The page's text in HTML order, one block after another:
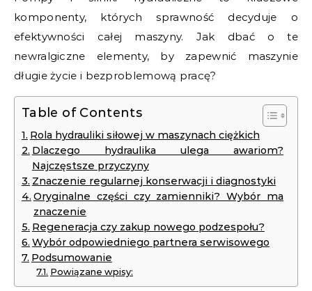
komponenty, których sprawność decyduje o
efektywności całej maszyny. Jak dbać o te
newralgiczne elementy, by zapewnić maszynie
długie życie i bezproblemową pracę?
Table of Contents
Rola hydrauliki siłowej w maszynach ciężkich
Dlaczego hydraulika ulega awariom?
Najczęstsze przyczyny
Znaczenie regularnej konserwacji i diagnostyki
Oryginalne części czy zamienniki? Wybór ma
znaczenie
Regeneracja czy zakup nowego podzespołu?
Wybór odpowiedniego partnera serwisowego
Podsumowanie
Powiązane wpisy: